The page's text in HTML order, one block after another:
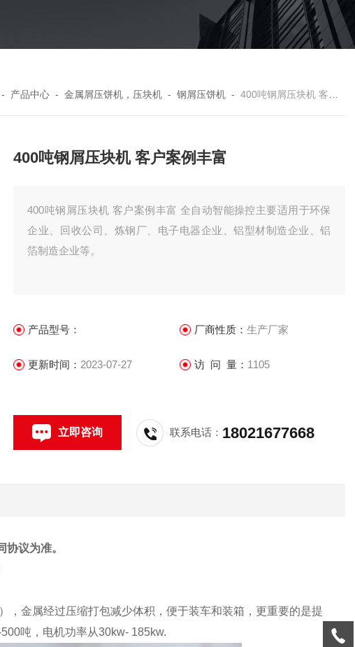
- 产品中心 -金属屑压饼机，压块机 -钢屑压饼机 -400吨钢屑压块机 客户案例丰富
400吨钢屑压块机 客户案例丰富
400吨钢屑压块机 客户案例丰富 全自动智能操控主要适用于环保
企业、回收公司、炼钢厂、电子电器企业、铝型材制造企业、铝
箔制造企业等。
产品型号： 厂商性质： 生产厂家
更新时间： 2023-07-27 访 问 量： 1105
立即咨询 联系电话： 18021677668
议为准。
，金属经过压缩打包减少体积，便于装车和装箱，更重要的是提
吨，电机功率从30kw- 185kw.